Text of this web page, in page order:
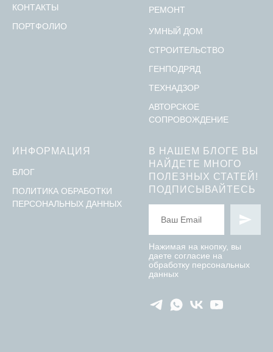
КОНТАКТЫ
ПОРТФОЛИО
РЕМОНТ
УМНЫЙ ДОМ
СТРОИТЕЛЬСТВО
ГЕНПОДРЯД
ТЕХНАДЗОР
АВТОРСКОЕ
СОПРОВОЖДЕНИЕ
ИНФОРМАЦИЯ
БЛОГ
ПОЛИТИКА ОБРАБОТКИ
ПЕРСОНАЛЬНЫХ ДАННЫХ
В НАШЕМ БЛОГЕ ВЫ
НАЙДЕТЕ МНОГО
ПОЛЕЗНЫХ СТАТЕЙ!
ПОДПИСЫВАЙТЕСЬ
Нажимая на кнопку, вы
даете согласие на
обработку персональных
данных